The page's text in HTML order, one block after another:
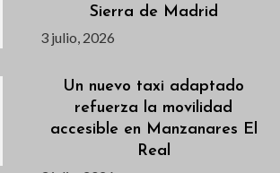
Sierra de Madrid
3 julio, 2026
Un nuevo taxi adaptado
refuerza la movilidad
accesible en Manzanares El
Real